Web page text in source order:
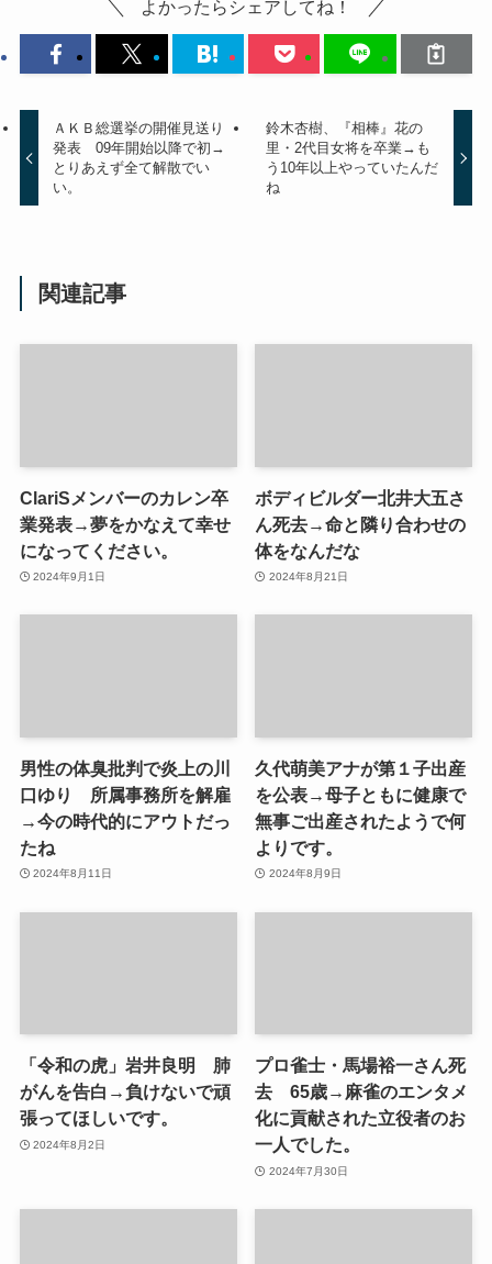
よかったらシェアしてね！
ＡＫＢ総選挙の開催見送り
発表 09年開始以降で初→
とりあえず全て解散でい
い。
鈴木杏樹、『相棒』花の
里・2代目女将を卒業→も
う10年以上やっていたんだ
ね
関連記事
ClariSメンバーのカレン卒
業発表→夢をかなえて幸せ
になってください。
2024年9月1日
ボディビルダー北井大五さ
ん死去→命と隣り合わせの
体をなんだな
2024年8月21日
男性の体臭批判で炎上の川
口ゆり 所属事務所を解雇
→今の時代的にアウトだっ
たね
2024年8月11日
久代萌美アナが第１子出産
を公表→母子ともに健康で
無事ご出産されたようで何
よりです。
2024年8月9日
「令和の虎」岩井良明 肺
がんを告白→負けないで頑
張ってほしいです。
2024年8月2日
プロ雀士・馬場裕一さん死
去 65歳→麻雀のエンタメ
化に貢献された立役者のお
一人でした。
2024年7月30日